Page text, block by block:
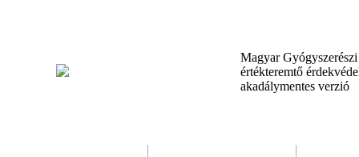
Magyar
értékteremtő
akadálymentes verzió